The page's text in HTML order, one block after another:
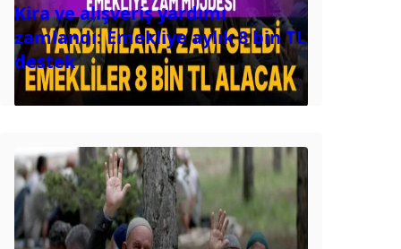
Kira ve alışveriş yardımı
zamlandı: Emekliye aylık 8 bin TL
destek